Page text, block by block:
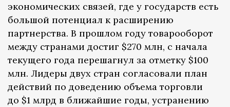
экономических связей, где у государств есть
большой потенциал к расширению
партнерства. В прошлом году товарооборот
между странами достиг $270 млн, с начала
текущего года перешагнул за отметку $100
млн. Лидеры двух стран согласовали план
действий по доведению объема торговли
до $1 млрд в ближайшие годы, устранению